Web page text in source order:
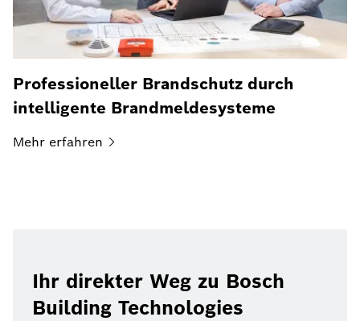
Professioneller Brandschutz durch
intelligente Brandmeldesysteme
Mehr erfahren
Ihr direkter Weg zu Bosch
Building Technologies